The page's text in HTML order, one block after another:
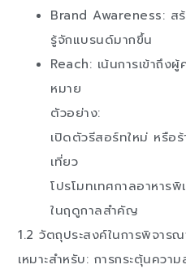
Brand Awareness: สร้
รู้จักแบรนด์มากขึ้น
Reach: เน้นการเข้าถึง
หมาย
ตัวอย่าง:
เปิดตัวรีสอร์ทใหม่ หรือ
เที่ยว
โปรโมทเทศกาลอาหาร
ในฤดูกาลสำคัญ
1.2 วัตถุประสงค์ในการพิจา
เหมาะสำหรับ: การกระตุ้นควา